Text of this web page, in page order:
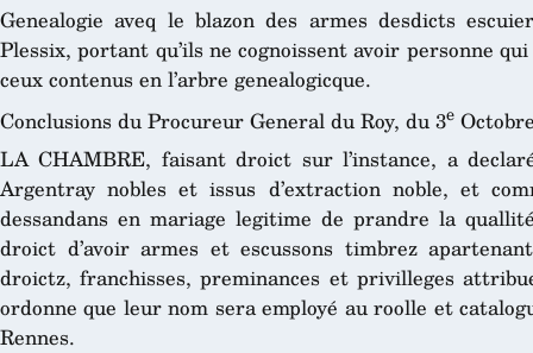
Genealogie aveq le blazon des armes desdicts
Plessix, portant qu’ils ne cognoissent avoir personne
ceux contenus en l’arbre genealogicque.
Conclusions du Procureur General du Roy, du 3e
LA CHAMBRE, faisant droict sur l’instance, a
Argentray nobles et issus d’extraction noble, et
dessandans en mariage legitime de prandre la
droict d’avoir armes et escussons timbrez
droictz, franchisses, preminances et privilleges
ordonne que leur nom sera employé au roolle et
Rennes.